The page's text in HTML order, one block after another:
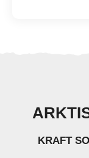
KRAFT